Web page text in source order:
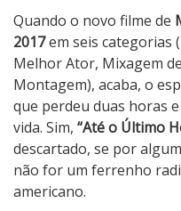
i
m
o
H
o
m
e
m
Quando o novo filme de
2017em seis categorias
Melhor Ator, Mixagem
Montagem), acaba, o
que perdeu duas horas
vida. Sim, “Até o Último
descartado, se por
não for um ferrenho
americano.